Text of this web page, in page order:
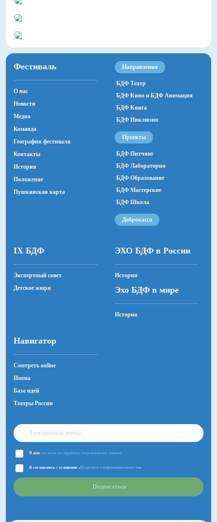
Фестиваль
О нас
Новости
Медиа
Команда
География фестиваля
Контакты
История
Положение
Пушкинская карта
Направления
БДФ Театр
БДФ Кино и БДФ Анимация
БДФ Книга
БДФ Инклюзия
Проекты
БДФ Питчинг
БДФ Лаборатория
БДФ Образование
БДФ Мастерские
БДФ Школа
Доброкасса
IX БДФ
Экспертный совет
Детское жюри
ЭХО БДФ в России
История
Эхо БДФ в мире
История
Навигатор
Смотреть online
Имена
База идей
Театры России
Я даю согласие на обработку персональных данных
Я соглашаюсь с условиями « Политики конфиденциальности»
Подписаться